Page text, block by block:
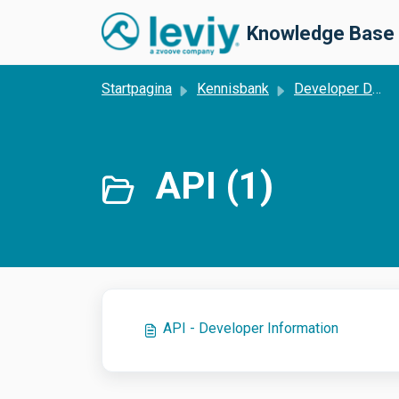
Knowledge Base
Startpagina Kennisbank Developer Documentatie
API (1)
API - Developer Information